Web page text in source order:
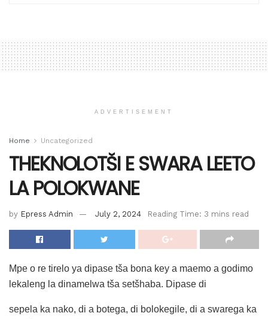
ADVERTISEMENT
Home Uncategorized
THEKNOLOTŠI E SWARA LEETO
LA POLOKWANE
by Epress Admin July 2, 2024 Reading Time: 3 mins read
Mpe o re tirelo ya dipase tša bona key a maemo a godimo
lekaleng la dinamelwa tša setšhaba. Dipase di
sepela ka nako, di a botega, di bolokegile, di a swarega ka